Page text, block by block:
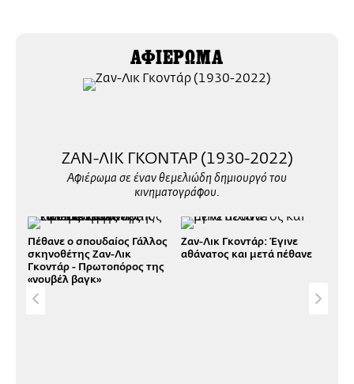
ΑΦΙΕΡΩΜΑ
ΖΑΝ-ΛΙΚ ΓΚΟΝΤΑΡ (1930-2022)
Αφιέρωμα σε έναν θεμελιώδη δημιουργό του
κινηματογράφου.
Πέθανε ο σπουδαίος Γάλλος
σκηνοθέτης Ζαν-Λικ
Γκοντάρ - Πρωτοπόρος της
«νουβέλ βαγκ»
Ζαν-Λικ Γκοντάρ: Έγινε
αθάνατος και μετά πέθανε